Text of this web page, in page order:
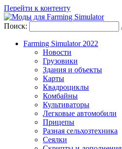
Перейти к контенту
Поиск:
Farming Simulator 2022
Новости
Грузовики
Здания и объекты
Карты
Квадроциклы
Комбайны
Культиваторы
Легковые автомобили
Прицепы
Разная сельхозтехника
Сеялки